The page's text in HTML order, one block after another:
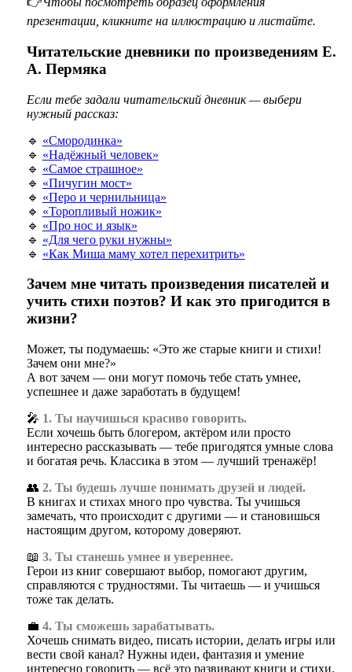
презентации, кликните на иллюстрацию и листайте.
Читательские дневники по произведениям Е.
А. Пермяка
Если тебе задали читательский дневник — выбери
нужный рассказ:
🔹 «Смородинка»
🔹 «Надёжный человек»
🔹 «Самое страшное»
🔹 «Пичугин мост»
🔹 «Перо и чернильница»
🔹 «Торопливый ножик»
🔹 «Про нос и язык»
🔹 «Для чего руки нужны»
🔹 «Как Миша маму хотел перехитрить»
Зачем мне читать произведения писателей и
учить стихи поэтов? И как это пригодится в
жизни?
Может, ты подумаешь: «Это же старые книги и стихи!
Зачем они мне?»
А вот зачем — они могут помочь тебе стать умнее,
успешнее и даже заработать в будущем!
🎤 1. Ты научишься красиво говорить.
Если хочешь быть блогером, актёром или просто
интересно рассказывать — тебе пригодятся умные слова
и богатая речь. Классика в этом — лучший тренажёр!
👥 2. Ты будешь лучше понимать друзей и людей.
В книгах и стихах много про чувства. Ты учишься
замечать, что происходит с другими — и становишься
настоящим другом, которому доверяют.
📖 3. Ты станешь умнее и увереннее.
Герои из книг совершают выбор, помогают другим,
справляются с трудностями. Ты читаешь — и учишься
тоже так делать.
💼 4. Ты сможешь зарабатывать.
Хочешь снимать видео, писать истории, делать игры или
вести свой канал? Нужны идеи, фантазия и умение
интересно говорить — всё это развивают книги и стихи.